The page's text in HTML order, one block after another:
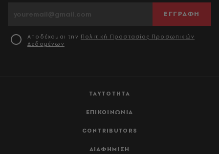
ΤΑΥΤΟΤΗΤΑ
ΕΠΙΚΟΙΝΩΝΙΑ
CONTRIBUTORS
ΔΙΑΦΗΜΙΣΗ
ΕΓΓΡΑΦΗ
Αποδέχομαι την Πολιτική Προστασίας Προσωπικών
Δεδομένων